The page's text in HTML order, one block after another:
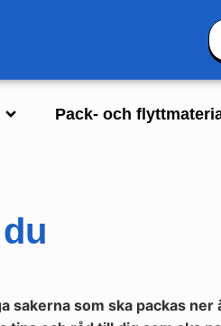
Pack- och
som ska packas